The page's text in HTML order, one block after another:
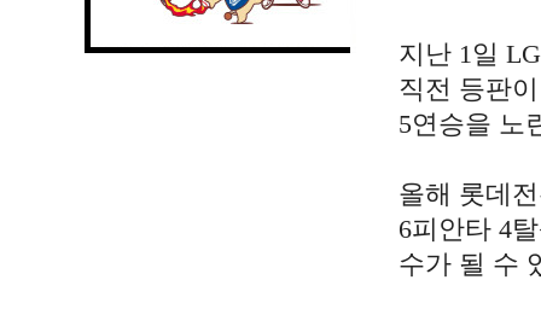
지난 1일
직전 등판
5연승을 노
올해 롯데
6피안타 4
수가 될 수